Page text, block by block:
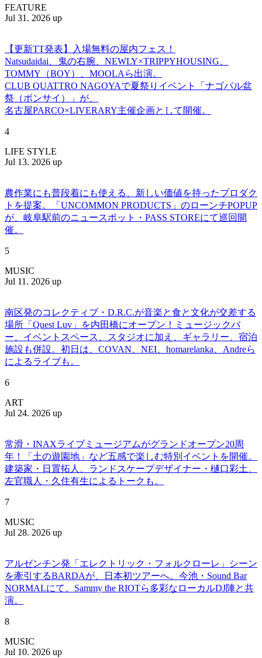
FEATURE
Jul 31. 2026 up
【更新TT発表】入場無料の屋内フェス！
Natsudaidai、鬼の右腕、NEWLY×TRIPPYHOUSING、
TOMMY（BOY）、MOOLAら出演。
CLUB QUATTRO NAGOYAで夏祭りイベント「ナゴパル盆
祭（ボンサイ）」が、
名古屋PARCO×LIVERARY主催企画として開催。
4
LIFE STYLE
Jul 13. 2026 up
農作業にも普段着にも使える、新しい価値を持ったプロダク
トを提案。「UNCOMMON PRODUCTS」のローンチPOPUP
が、岐阜駅前のニュースポット・PASS STOREにて巡回開
催。
5
MUSIC
Jul 11. 2026 up
南区発のコレクティブ・D.R.C.が⾳楽と⾷と⽂化が交差する
場所「Quest Luv」を内田橋にオープン！ミュージックバ
ー、イベントスペース、スタジオに加え、ギャラリー、宿泊
施設も併設。初日は、COVAN、NEI、homarelanka、Andreら
によるライブも。
6
ART
Jul 24. 2026 up
常滑・INAXライブミュージアムがグランドオープン20周
年！「土の遊園地」など五感で楽しむ特別イベントを開催。
建築家・日置拓人、ランドスケープデザイナー・樋口彩土、
左官職人・久住有生によるトークも。
7
MUSIC
Jul 28. 2026 up
アルゼンチン発「エレクトリック・フォルクローレ」シーン
を牽引するBARDAが、日本初ツアーへ。今池・Sound Bar
NORMALにて、Sammy the RIOTら多彩なローカルDJ陣と共
演。
8
MUSIC
Jul 10. 2026 up